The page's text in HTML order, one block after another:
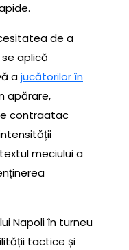
de a
aplică
ajucătorilor în
apărare,
contraatac
meciului a
Napoli în turneu
tactice și